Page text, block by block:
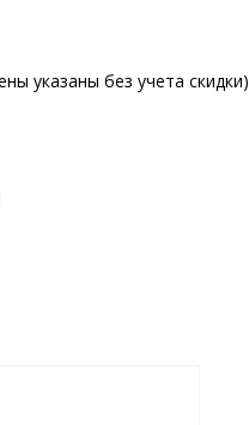
указаны без учета скидки)